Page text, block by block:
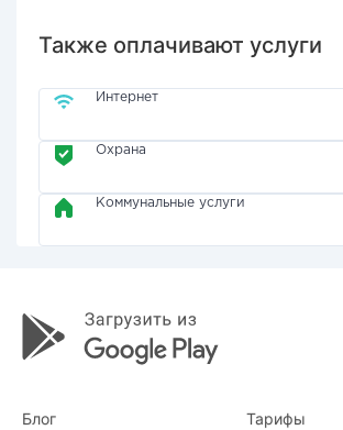
Также оплачивают услуги
Интернет
Охрана
Коммунальные услуги
Блог Тарифы